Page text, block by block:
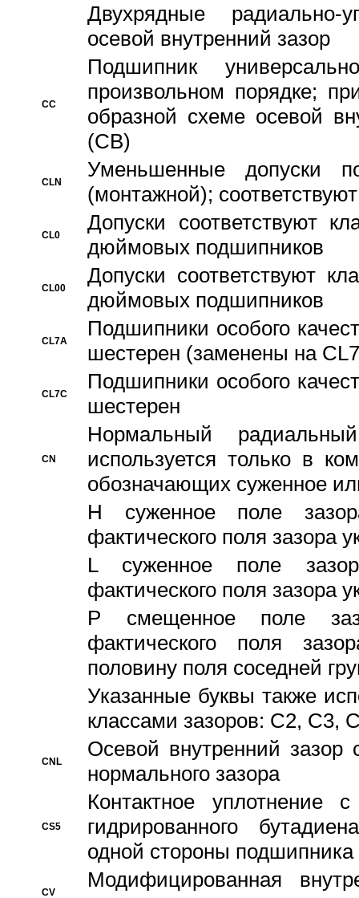
Двухрядные радиально-
осевой внутренний зазор
CC
Подшипник
произвольном порядке;
образной схеме осевой
(CB)
CLN
Уменьшенные
(монтажной);
CL0
Допуски соответствуют
дюймовых подшипников
CL00
Допуски соответствуют
дюймовых подшипников
CL7A
Подшипники особого
шестерен (заменены на
CL7C
Подшипники особого
шестерен
CN
Hормальный
используется только в
обозначающих суженное
H суженное поле
фактического поля зазора
L суженное поле
фактического поля зазора
P смещенное поле
фактического поля
половину поля соседней
Указанные буквы также
классами зазоров: С2,
CNL
Осевой внутренний зазор
нормального зазора
CS5
Контактное уплотнение
гидрированного
одной стороны подшипника
CV
Модифицированная